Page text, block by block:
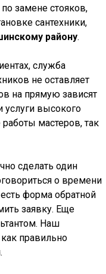
замене стояков,
сантехники,
району.
служба
не оставляет
на прямую зависят
высокого
мастеров, так
сделать один
о времени
форма обратной
заявку. Еще
Наш
правильно